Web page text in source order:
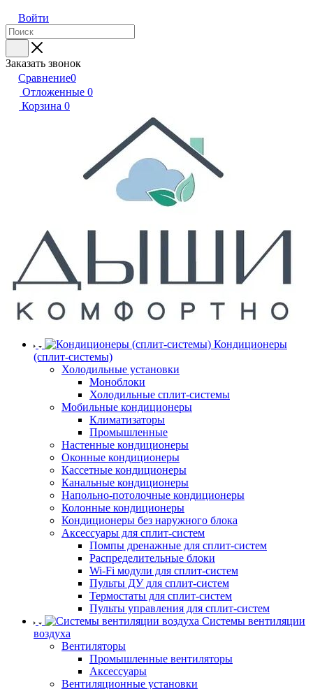
Войти
Заказать звонок
Сравнение0
Отложенные 0
Корзина 0
Кондиционеры
(сплит-системы)
Холодильные установки
Моноблоки
Холодильные сплит-системы
Мобильные кондиционеры
Климатизаторы
Промышленные
Настенные кондиционеры
Оконные кондиционеры
Кассетные кондиционеры
Канальные кондиционеры
Напольно-потолочные кондиционеры
Колонные кондиционеры
Кондиционеры без наружного блока
Аксессуары для сплит-систем
Помпы дренажные для сплит-систем
Распределительные блоки
Wi-Fi модули для сплит-систем
Пульты ДУ для сплит-систем
Термостаты для сплит-систем
Пульты управления для сплит-систем
Системы вентиляции
воздуха
Вентиляторы
Промышленные вентиляторы
Аксессуары
Вентиляционные установки